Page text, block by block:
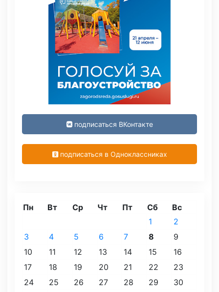
подписаться ВКонтакте
подписаться в Одноклассниках
Пн Вт Ср Чт Пт Сб Вс
1
2
3
4 5 6 7 8
9
10
11 12 13 14 15
16
17
18 19 20 21 22
23
24
25 26 27 28 29
30